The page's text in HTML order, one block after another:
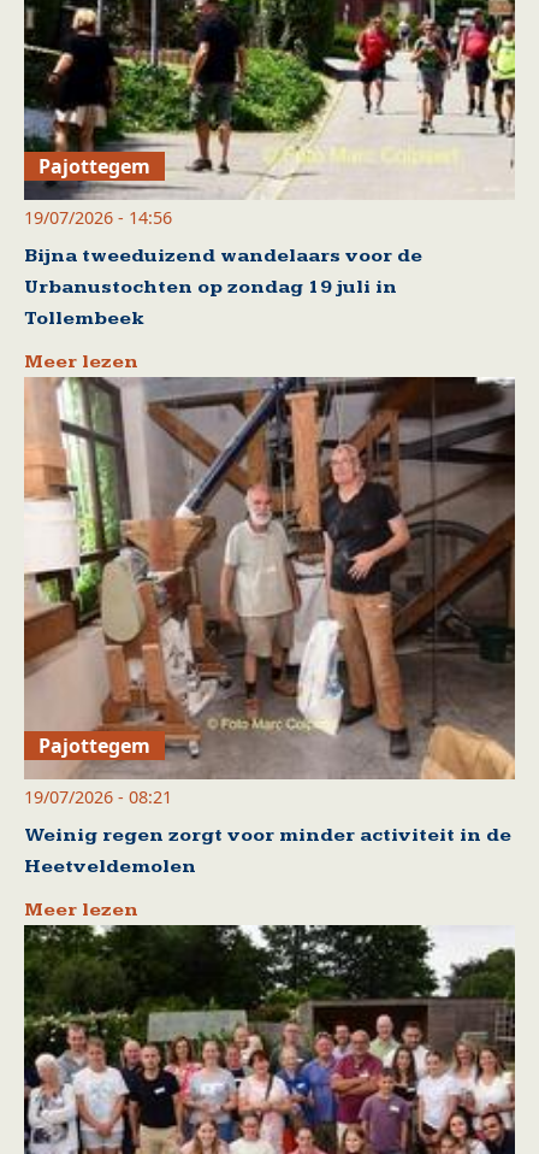
Pajottegem
19/07/2026 - 14:56
Bijna tweeduizend wandelaars voor de
Urbanustochten op zondag 19 juli in
Tollembeek
Meer lezen
Pajottegem
19/07/2026 - 08:21
Weinig regen zorgt voor minder activiteit in de
Heetveldemolen
Meer lezen